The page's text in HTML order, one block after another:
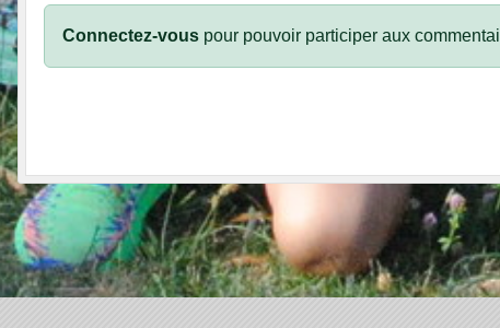
Connectez-vous pour pouvoir participer aux